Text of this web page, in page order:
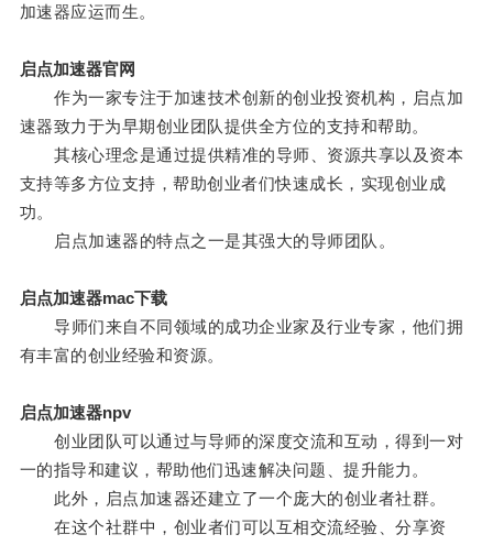
加速器应运而生。
启点加速器官网
作为一家专注于加速技术创新的创业投资机构，启点加
速器致力于为早期创业团队提供全方位的支持和帮助。
其核心理念是通过提供精准的导师、资源共享以及资本
支持等多方位支持，帮助创业者们快速成长，实现创业成
功。
启点加速器的特点之一是其强大的导师团队。
启点加速器mac下载
导师们来自不同领域的成功企业家及行业专家，他们拥
有丰富的创业经验和资源。
启点加速器npv
创业团队可以通过与导师的深度交流和互动，得到一对
一的指导和建议，帮助他们迅速解决问题、提升能力。
此外，启点加速器还建立了一个庞大的创业者社群。
在这个社群中，创业者们可以互相交流经验、分享资